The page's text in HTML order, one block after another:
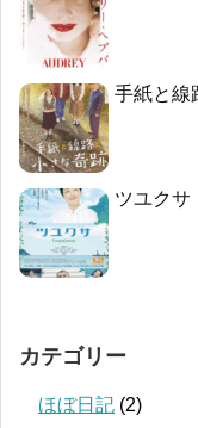
手紙と線
ツユクサ
カテゴリー
ほぼ日記 (2)